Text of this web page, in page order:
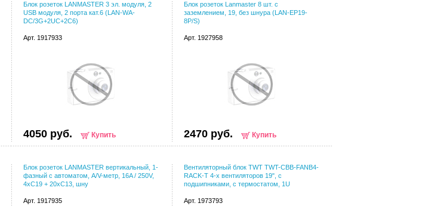
Блок розеток LANMASTER 3 эл. модуля, 2
USB модуля, 2 порта кат.6 (LAN-WA-
DC/3G+2UC+2C6)
Арт. 1917933
4050 руб. Купить
Блок розеток Lanmaster 8 шт. с
заземлением, 19, без шнура (LAN-EP19-
8P/S)
Арт. 1927958
2470 руб. Купить
Блок розеток LANMASTER вертикальный, 1-
фазный с автоматом, A/V-метр, 16A / 250V,
4xC19 + 20xC13, шну
Арт. 1917935
Вентиляторный блок TWT TWT-CBB-FANB4-
RACK-T 4-х вентиляторов 19", с
подшипниками, с термостатом, 1U
Арт. 1973793